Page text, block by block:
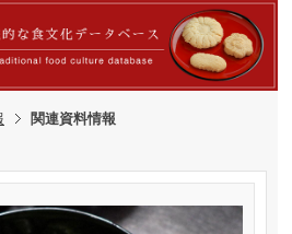
関連資料情報